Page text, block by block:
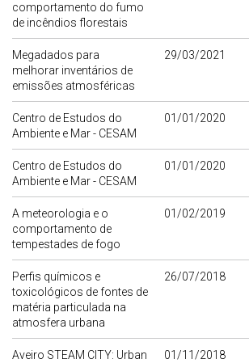
comportamento do fumo
de incêndios florestais
Megadados para
melhorar inventários de
emissões atmosféricas
29/03/2021
Centro de Estudos do
Ambiente e Mar - CESAM
01/01/2020
Centro de Estudos do
Ambiente e Mar - CESAM
01/01/2020
A meteorologia e o
comportamento de
tempestades de fogo
01/02/2019
Perfis químicos e
toxicológicos de fontes de
matéria particulada na
atmosfera urbana
26/07/2018
Aveiro STEAM CITY: Urban
01/11/2018